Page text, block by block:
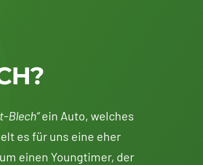
Blech“ein Auto, welches
es für uns eine eher
einen Youngtimer, der